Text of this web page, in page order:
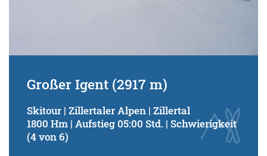
Großer Igent (2917 m)
Skitour | Zillertaler Alpen | Zillertal
1800 Hm | Aufstieg 05:00 Std. | Schwierigkeit
(4 von 6)